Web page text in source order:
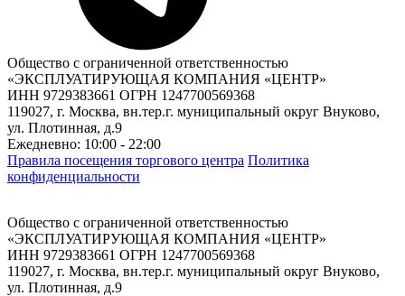
Общество с ограниченной ответственностью
«ЭКСПЛУАТИРУЮЩАЯ КОМПАНИЯ «ЦЕНТР»
ИНН 9729383661 ОГРН 1247700569368
119027, г. Москва, вн.тер.г. муниципальный округ Внуково,
ул. Плотинная, д.9
Ежедневно: 10:00 - 22:00
Правила посещения торгового центра Политика
конфиденциальности
Общество с ограниченной ответственностью
«ЭКСПЛУАТИРУЮЩАЯ КОМПАНИЯ «ЦЕНТР»
ИНН 9729383661 ОГРН 1247700569368
119027, г. Москва, вн.тер.г. муниципальный округ Внуково,
ул. Плотинная, д.9